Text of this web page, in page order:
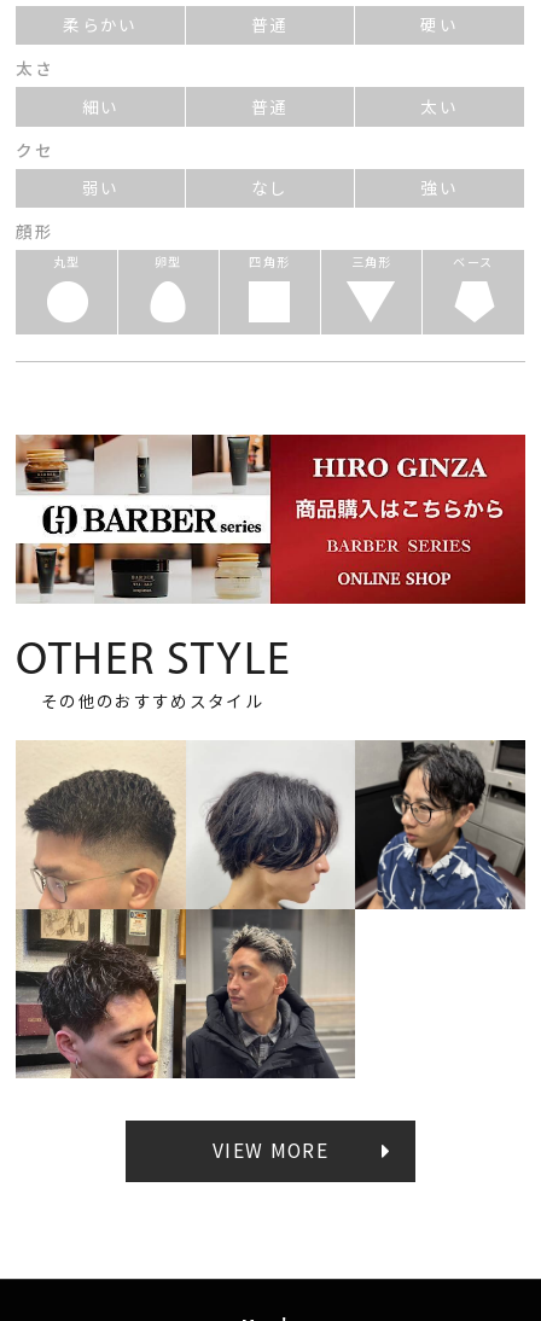
柔らかい
普通
硬い
太さ
細い
普通
太い
クセ
弱い
なし
強い
顔形
丸型 卵型 四角形 三角形 ベース
OTHER STYLE
その他のおすすめスタイル
VIEW MORE